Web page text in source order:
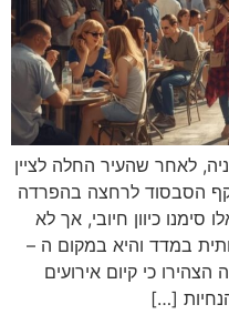
לאחר שהעיר החלה לציין
הסבסוד לרחצה בהפרדה
סימנו כיוון חיובי, אך לא
במדד והיא במקום ה –
הצהירו כי קיום אירועים
[…]